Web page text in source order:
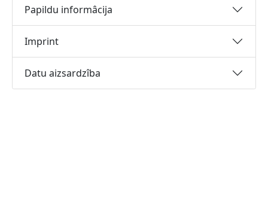
Papildu informâcija
Imprint
Datu aizsardzîba